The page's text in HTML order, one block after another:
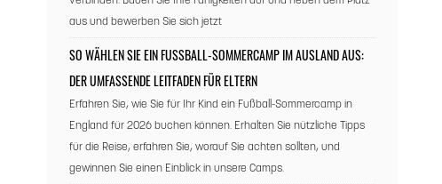
aus und bewerben Sie sich jetzt
SO WÄHLEN SIE EIN FUSSBALL-SOMMERCAMP IM AUSLAND AUS: D
ER UMFASSENDE LEITFADEN FÜR ELTERN
Erfahren Sie, wie Sie für Ihr Kind ein Fußball-Sommercamp in
England für 2026 buchen können. Erhalten Sie nützliche Tipps
für die Reise, erfahren Sie, worauf Sie achten sollten, und
gewinnen Sie einen Einblick in unsere Camps.